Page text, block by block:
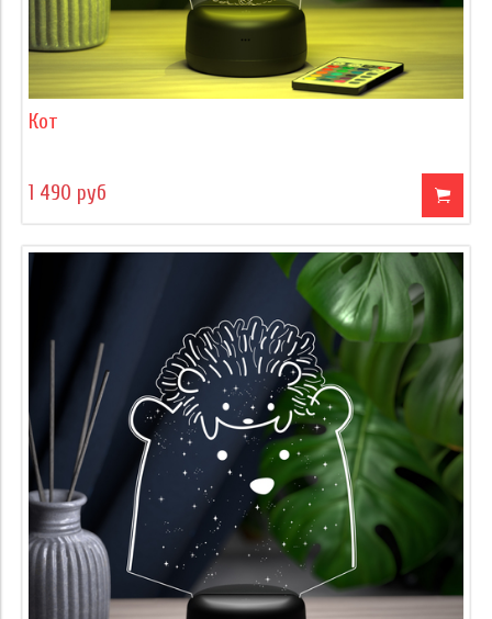
Кот
1 490 руб